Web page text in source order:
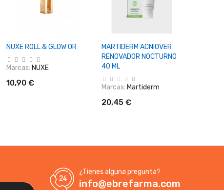
+ Añadir Al Carrito
NUXE ROLL & GLOW OR
Marcas: NUXE
10,90 €
+ Añadir Al Carrito
MARTIDERM ACNIOVER
RENOVADOR NOCTURNO
40 ML
Marcas: Martiderm
20,45 €
¿Tienes alguna pregunta?
info@ebrefarma.com